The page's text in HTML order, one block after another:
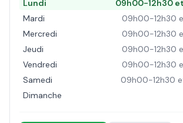
Lundi
09h00-12h30
Mardi
09h00-12h30
Mercredi
09h00-12h30
Jeudi
09h00-12h30
Vendredi
09h00-12h30
Samedi
09h00-12h30
Dimanche